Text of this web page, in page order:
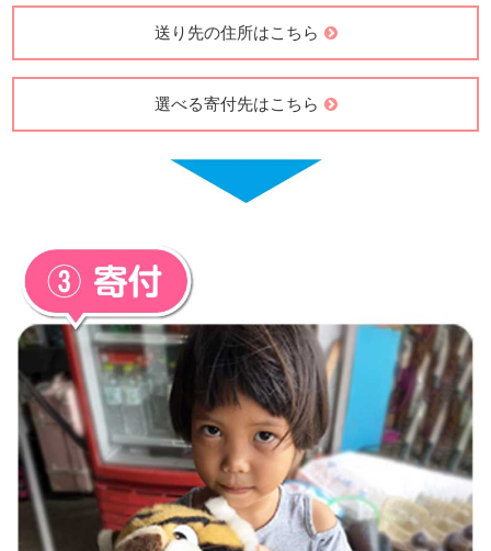
送り先の住所はこちら
選べる寄付先はこちら